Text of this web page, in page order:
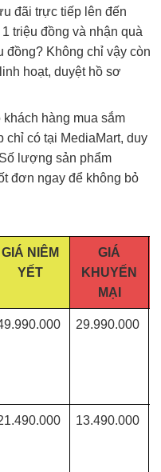
đãi trực tiếp lên đến
triệu đồng và nhận quà
đồng? Không chỉ vậy còn
hoạt, duyệt hồ sơ
hàng mua sắm
chỉ có tại MediaMart, duy
Số lượng sản phẩm
đơn ngay để không bỏ
GIÁ NIÊM
YẾT
GIÁ
KHUYẾN
MẠI
29.990.000
13.490.000